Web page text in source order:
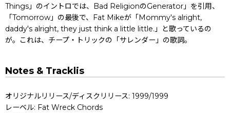
Things」のイントロでは、Bad ReligionのGenerator」を引用、
「Tomorrow」の最後で、Fat Mikeが「Mommy's alright,
daddy's alright, they just think a little little.」と歌っているの
が。これは、チープ・トリックの「サレンダー」の歌詞。
Notes & Tracklis
オリジナルリリース/ディスクリリース: 1999/1999
レーベル: Fat Wreck Chords